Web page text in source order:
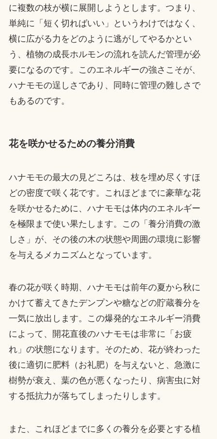
に複数の枝が横に展開しようとします。つまり、
単純に「短く切ればいい」というわけではなく、
横に広がる力をどのように逃がしてやるかとい
う、植物の成長ホルモンの流れを読んだ管理が必
要になるのです。このエネルギーの強さこそが、
ハナモモの逞しさであり、同時に管理の難しさで
もあるのです。
花を咲かせるための養分消費
ハナモモの最大の見どころは、枝を埋め尽くすほ
どの密度で咲く花です。これほどまでに豪華な花
を咲かせるために、ハナモモは体内のエネルギー
を極限まで使い果たします。この「養分消費の激
しさ」が、その後の木の状態や周囲の環境に影響
を与えるメカニズムとなっています。
春の花が咲く時期、ハナモモは前年の夏から秋に
かけて蓄えてきたデンプンや糖などの貯蔵養分を
一気に放出します。この爆発的なエネルギー消費
によって、開花直後のハナモモは非常に「お疲
れ」の状態になります。そのため、花が終わった
後に適切に肥料（お礼肥）を与えないと、急激に
樹勢が衰え、葉の色が悪くなったり、病害虫に対
する抵抗力が落ちてしまったりします。
また、これほどまでに多くの養分を必要とする植